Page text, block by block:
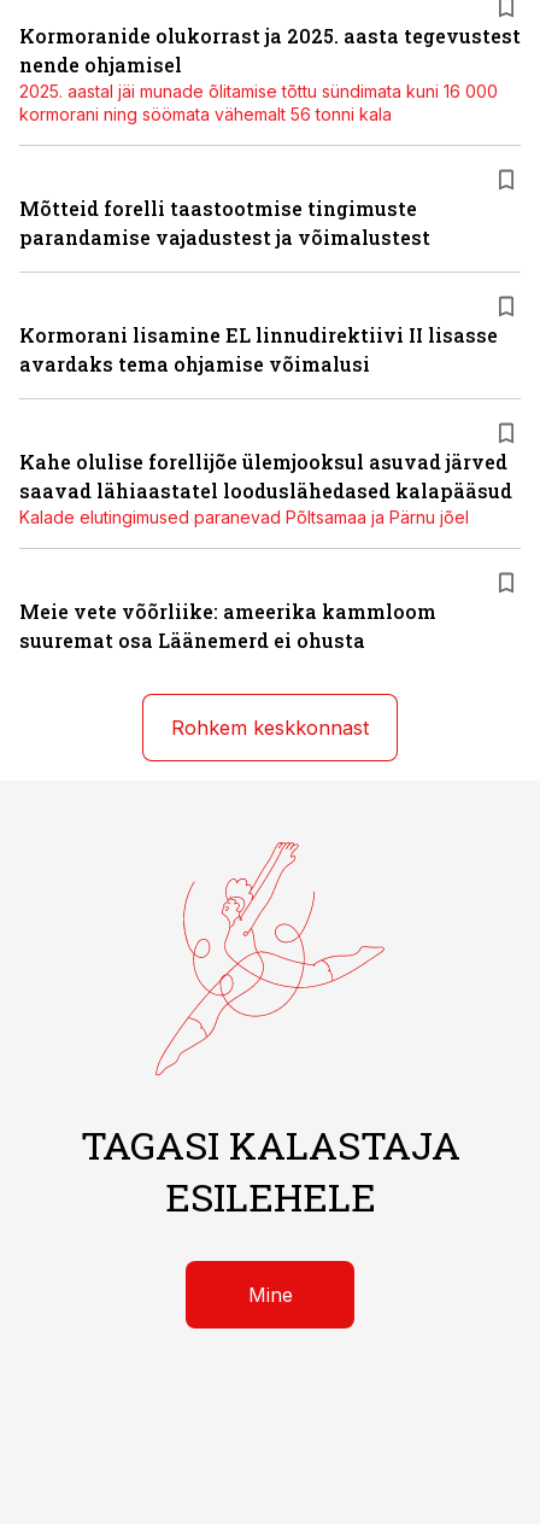
Kormoranide olukorrast ja 2025. aasta tegevustest
nende ohjamisel
2025. aastal jäi munade õlitamise tõttu sündimata kuni 16 000
kormorani ning söömata vähemalt 56 tonni kala
Mõtteid forelli taastootmise tingimuste
parandamise vajadustest ja võimalustest
Kormorani lisamine EL linnudirektiivi II lisasse
avardaks tema ohjamise võimalusi
Kahe olulise forellijõe ülemjooksul asuvad järved
saavad lähiaastatel looduslähedased kalapääsud
Kalade elutingimused paranevad Põltsamaa ja Pärnu jõel
Meie vete võõrliike: ameerika kammloom
suuremat osa Läänemerd ei ohusta
Rohkem keskkonnast
TAGASI KALASTAJA
ESILEHELE
Mine